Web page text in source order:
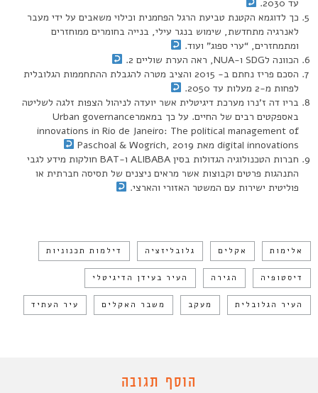
עד 2030.
כך לדוגמא הקטנת טביעת הרגל הפחמנית וכילוי משאבים על ידי מעבר
לאנרגיה מתחדשת, שימוש בנגר עילי, בנייה בחומרים ממוחזרים
ומתמחזרים, “ערי ספוג” ועוד.
הכוונה לSDG ו-NUA, ראה הערת שוליים 2.
הסכם פריז נחתם ב- 2015 והציב מטרה להגבלת ההתחממות הגלובלית
לפחות מ-2 מעלות עד 2050.
בריו דה ז’נרו מערכת דיגיטלית אשר יועדה לניהול הצפות זלגה לשליטה
באספקטים רבים של החיים. על כך במאמרUrban governance
innovations in Rio de Janeiro: The political management of
digital innovations מאת Paschoal & Wogrich, 2019
חברות הטכנולוגיה הגדולות בסין ALIBABA ו-BAT חולקות מידע לגבי
התנהגות פרטים וקבוצות אשר מראים ניצנים של תסיסה חברתית או
פוליטית ישירות עם המשטר האזורי והארצי.
אלימות אקלים גלובליזציה דילמות תכנוניות
דיסטופיה הגירה העיר בעידן הדיגיטלי
העיר הגלובלית מעקב משבר האקלים עיר העתיד
הוסף תגובה